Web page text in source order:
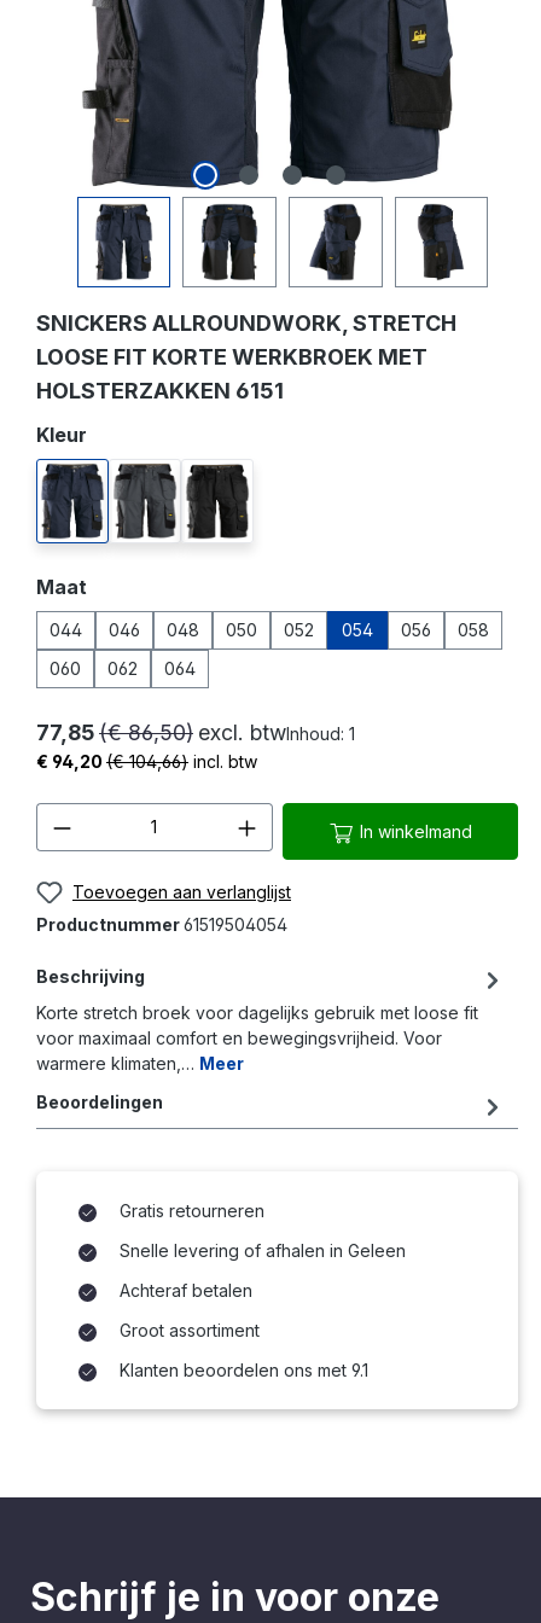
SNICKERS ALLROUNDWORK, STRETCH
LOOSE FIT KORTE WERKBROEK MET
HOLSTERZAKKEN 6151
Selecteer
Kleur
donker blauwstaal grijszwart
Selecteer
Maat
044 046 048 050 052 054 056
058
060
062 064
77,85(€ 86,50) excl. btwInhoud: 1
€ 94,20 (€ 104,66) incl. btw
Producthoeveelheid: Voer de
In winkelmand
Toevoegen aan verlanglijst
Productnummer61519504054
Beschrijving
Korte stretch broek voor dagelijks gebruik met loose fit
voor maximaal comfort en bewegingsvrijheid. Voor
warmere klimaten,… Meer
Beoordelingen
Gratis retourneren
Snelle levering of afhalen in Geleen
Achteraf betalen
Groot assortiment
Klanten beoordelen ons met 9.1
Schrijf je in voor onze